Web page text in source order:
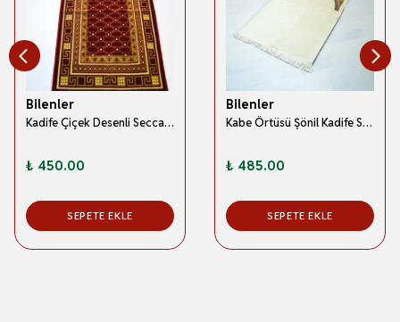
Bilenler
Kadife Çiçek Desenli Seccade Bordo
₺ 450.00
SEPETE EKLE
Bilenler
Kabe Örtüsü Şönil Kadife Seccade Krem Renk
₺ 485.00
SEPETE EKLE